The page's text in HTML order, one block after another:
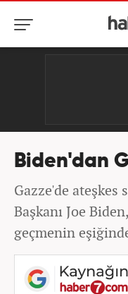
Biden'dan
Gazze'de
Başkanı Joe
geçmenin